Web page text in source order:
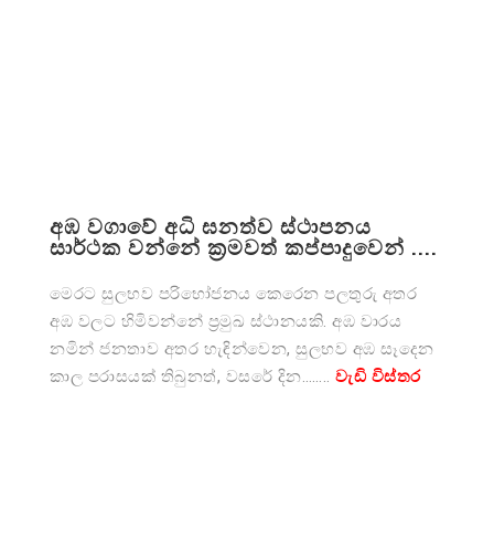
අඹ වගාවේ අධි ඝනත්ව ස්ථාපනය
සාර්ථක වන්නේ ක්‍රමවත් කප්පාදුවෙන් ....
මෙරට සුලභව පරිභෝජනය කෙරෙන පලතුරු අතර
අඹ වලට හිමිවන්නේ ප්‍රමුඛ ස්ථානයකි. අඹ වාරය
නමින් ජනතාව අතර හැඳින්වෙන, සුලභව අඹ සෑදෙන
කාල පරාසයක් තිබුනත්, වසරේ දින…….. වැඩි විස්තර